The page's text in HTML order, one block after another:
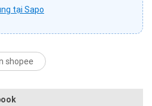
tại Sapo
shopee